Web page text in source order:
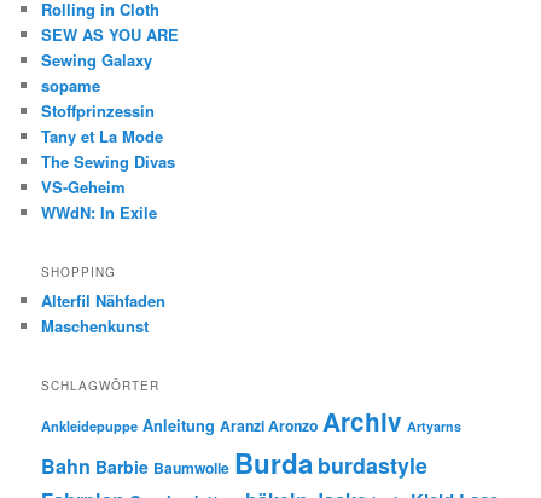
Rolling in Cloth
SEW AS YOU ARE
Sewing Galaxy
sopame
Stoffprinzessin
Tany et La Mode
The Sewing Divas
VS-Geheim
WWdN: In Exile
SHOPPING
Alterfil Nähfaden
Maschenkunst
SCHLAGWÖRTER
Ankleidepuppe Anleitung Aranzi Aronzo Archiv Artyarns
Bahn Barbie Baumwolle Burda burdastyle